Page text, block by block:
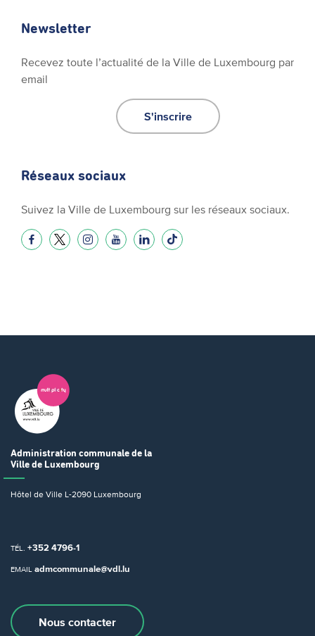
Newsletter
Recevez toute l’actualité de la Ville de Luxembourg par
email
S'inscrire
Réseaux sociaux
Suivez la Ville de Luxembourg sur les réseaux sociaux.
Administration communale de la
Ville de Luxembourg
Hôtel de Ville L-2090 Luxembourg
TÉL. +352 4796-1
EMAIL admcommunale@vdl.lu
Nous contacter